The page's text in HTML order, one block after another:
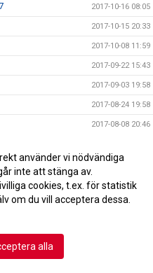
2017-10-16 08:05
2017-10-15 20:33
2017-10-08 11:59
2017-09-22 15:43
2017-09-03 19:58
2017-08-24 19:58
2017-08-08 20:46
2017-08-07 20:59
2017-07-25 09:31
2017-06-08 12:00
idrottsföräldrar
använder vi nödvändiga
inte att stänga av.
cookies, t.ex. för statistik
om du vill acceptera dessa.
alla